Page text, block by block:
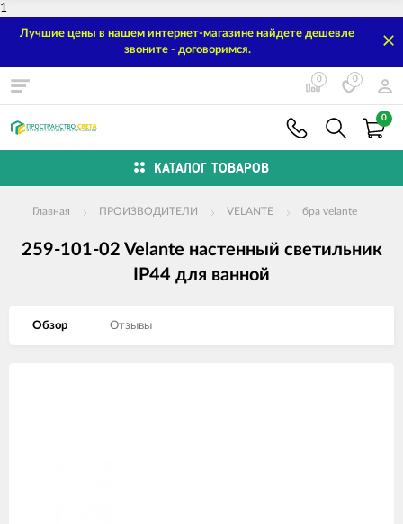
1
Лучшие цены в нашем интернет-магазине найдете дешевле
звоните - договоримся.
0 0
0
КАТАЛОГ ТОВАРОВ
Главная ПРОИЗВОДИТЕЛИ VELANTE бра velante
259-101-02 Velante настенный светильник
IP44 для ванной
Обзор Отзывы